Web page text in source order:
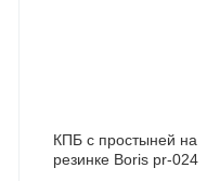
КПБ с простыней на
резинке Boris pr-024